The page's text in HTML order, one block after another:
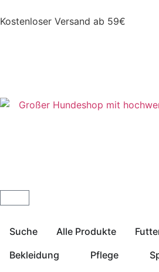
Kostenloser Versand ab 59€
Suche Alle Produkte
Bekleidung
Pflege